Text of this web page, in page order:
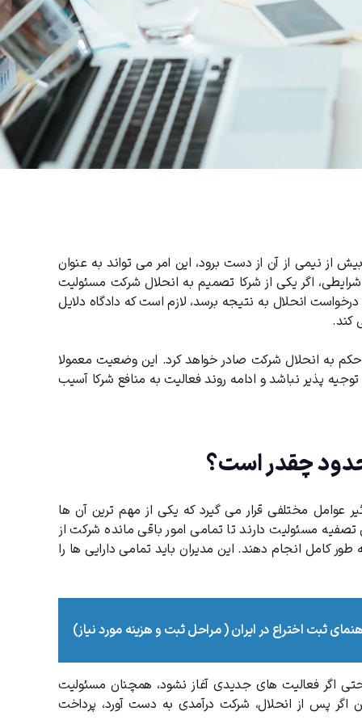
از نیمی از آن از دست برود، این امر می تواند به عنوان
اگر یکی از شرکا تصمیم به انحلال شرکت مسئولیت
انحلال به نتیجه برسد، لازم است که دادگاه دلایل
کند.
حکم به انحلال شرکت صادر خواهد کرد. این وضعیت معمولا
پذیر نباشد و ادامه روند فعالیت به منافع شرکا آسیب
چقدر است؟
عوامل مختلفی قرار می گیرد که یکی از مهم ترین آن ها
مسئولیت دارند تا تمامی امور باقی مانده شرکت از
کامل انجام دهند. این مدیران باید تمامی دارایی ها را
ثبت اختراع در ایران ( مراحل ثبت و هزینه مورد نیاز)
اگر فعالیت های جدیدی آغاز نشود، همچنان مسئولیت
اگر پس از انحلال، شرکت درآمدی به دست آورد، پرداخت